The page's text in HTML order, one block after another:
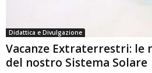
Didattica e Divulgazione
Vacanze Extraterrestri:
del nostro Sistema Solare